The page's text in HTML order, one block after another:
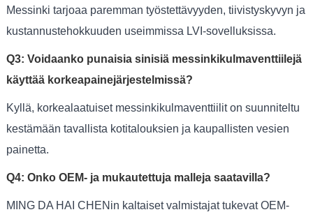
Messinki tarjoaa paremman työstettävyyden, tiivistyskyvyn ja
kustannustehokkuuden useimmissa LVI-sovelluksissa.
Q3: Voidaanko punaisia ​​sinisiä messinkikulmaventtiilejä
käyttää korkeapainejärjestelmissä?
Kyllä, korkealaatuiset messinkikulmaventtiilit on suunniteltu
kestämään tavallista kotitalouksien ja kaupallisten vesien
painetta.
Q4: Onko OEM- ja mukautettuja malleja saatavilla?
MING DA HAI CHENin kaltaiset valmistajat tukevat OEM-